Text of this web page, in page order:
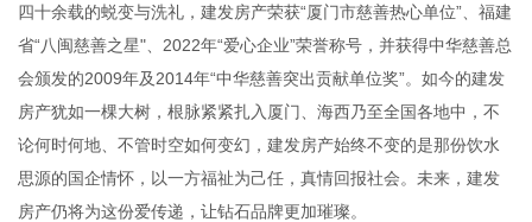
四十余载的蜕变与洗礼，建发房产荣获“厦门市慈善热心单位”、福建
省“八闽慈善之星"、2022年“爱心企业”荣誉称号，并获得中华慈善总
会颁发的2009年及2014年“中华慈善突出贡献单位奖”。如今的建发
房产犹如一棵大树，根脉紧紧扎入厦门、海西乃至全国各地中，不
论何时何地、不管时空如何变幻，建发房产始终不变的是那份饮水
思源的国企情怀，以一方福祉为己任，真情回报社会。未来，建发
房产仍将为这份爱传递，让钻石品牌更加璀璨。